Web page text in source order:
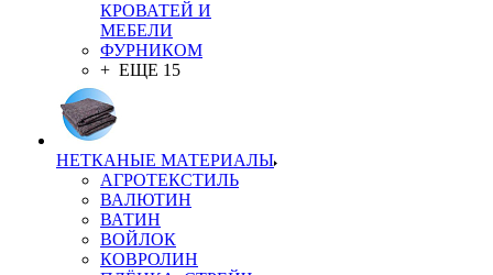
КРОВАТЕЙ И
МЕБЕЛИ
ФУРНИКОМ
+ ЕЩЕ 15
НЕТКАНЫЕ МАТЕРИАЛЫ
АГРОТЕКСТИЛЬ
ВАЛЮТИН
ВАТИН
ВОЙЛОК
КОВРОЛИН